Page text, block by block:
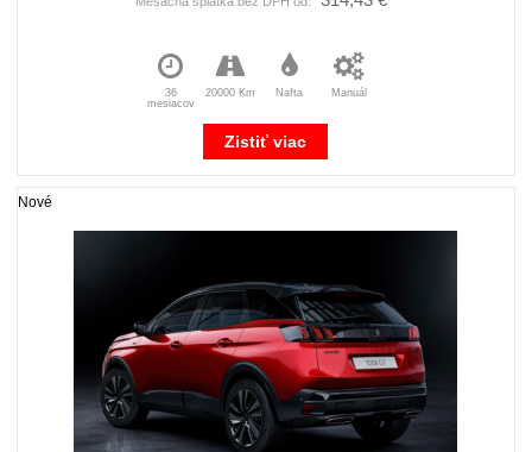
36
mesiacov
20000 Km Nafta Manuál
Zistiť viac
Nové